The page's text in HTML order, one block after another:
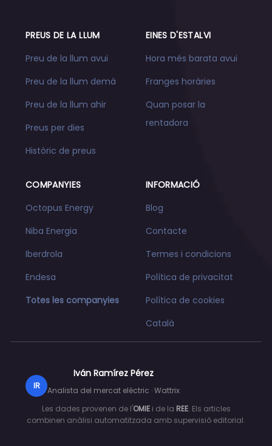
PREUS DE LA LLUM
Preu de la llum avui
Preu de la llum demà
Preu de la llum ahir
Preus per dies
Històric de preus
EINES D'ESTALVI
Hora més barata avui
Franges horàries
Quan posar la
rentadora
COMPANYIES
Octopus Energy
Niba Energia
Iberdrola
Endesa
Totes les companyies
INFORMACIÓ
Blog
Contacte
Termes i condicions
Política de privacitat
Política de cookies
Català
IR
Iván Ramírez Pérez
Analista del mercat elèctric · Wattrix
Les dades provenen de l'OMIEi de la REE. Els articles
combinen anàlisi automatitzada amb supervisió editorial.